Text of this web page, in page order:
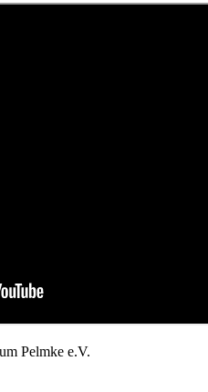
Pelmke e.V.